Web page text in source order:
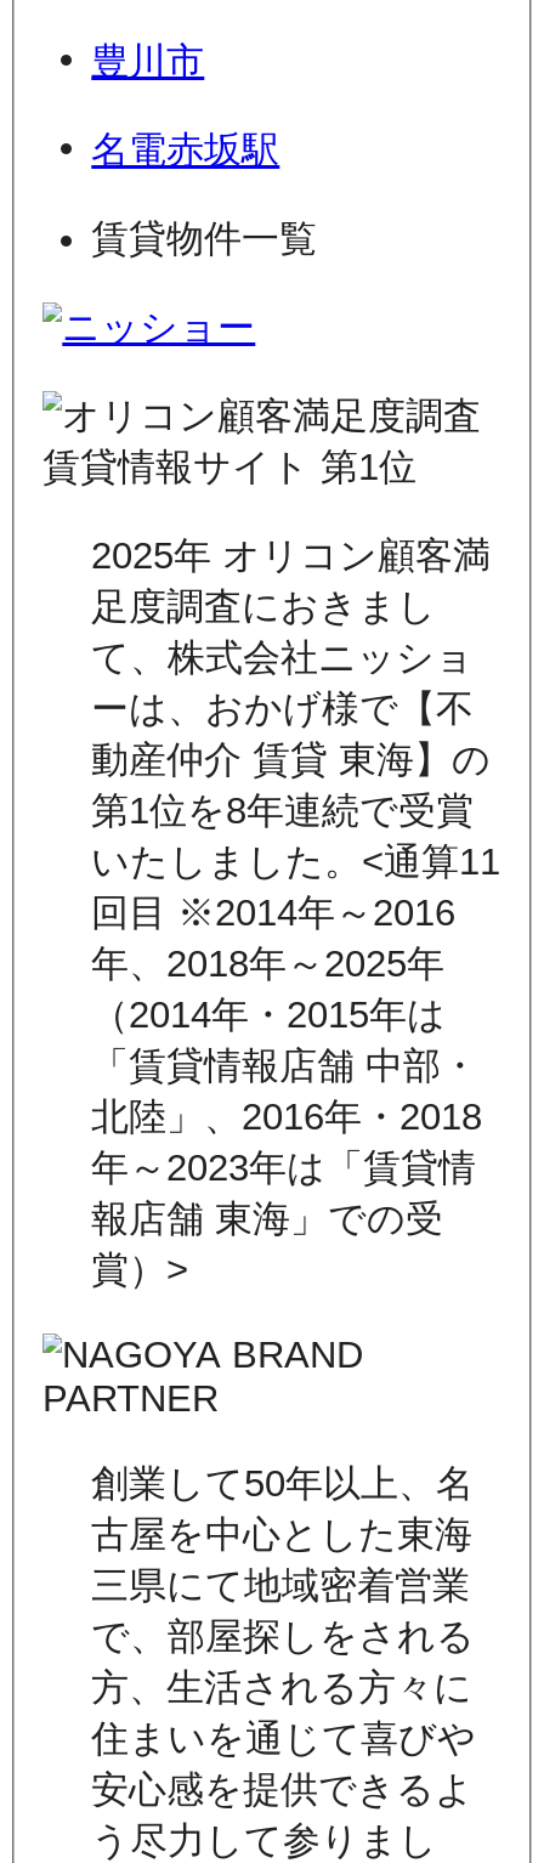
豊川市
名電赤坂駅
賃貸物件一覧
2025年 オリコン顧客満
足度調査におきまし
て、株式会社ニッショ
ーは、おかげ様で【不
動産仲介 賃貸 東海】の
第1位を8年連続で受賞
いたしました。<通算11
回目 ※2014年～2016
年、2018年～2025年
（2014年・2015年は
「賃貸情報店舗 中部・
北陸」、2016年・2018
年～2023年は「賃貸情
報店舗 東海」での受
賞）>
創業して50年以上、名
古屋を中心とした東海
三県にて地域密着営業
で、部屋探しをされる
方、生活される方々に
住まいを通じて喜びや
安心感を提供できるよ
う尽力して参りまし